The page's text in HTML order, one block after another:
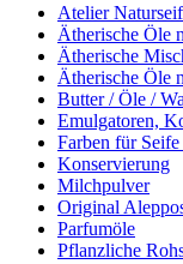
Atelier
Ätherische Öle
Ätherische
Ätherische Öle
Butter / Öle /
Emulgatoren,
Farben für
Konservierung
Milchpulver
Original
Parfumöle
Pflanzliche